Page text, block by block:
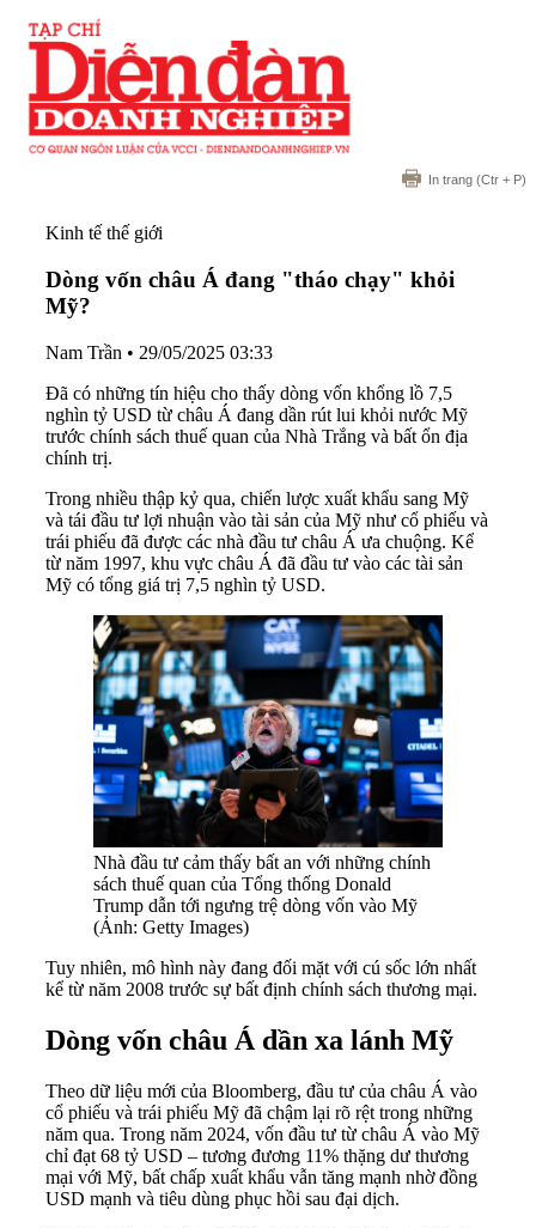
In trang (Ctr + P)
Kinh tế thế giới
Dòng vốn châu Á đang "tháo chạy" khỏi
Mỹ?
Nam Trần • 29/05/2025 03:33
Đã có những tín hiệu cho thấy dòng vốn khổng lồ 7,5
nghìn tỷ USD từ châu Á đang dần rút lui khỏi nước Mỹ
trước chính sách thuế quan của Nhà Trắng và bất ổn địa
chính trị.
Trong nhiều thập kỷ qua, chiến lược xuất khẩu sang Mỹ
và tái đầu tư lợi nhuận vào tài sản của Mỹ như cổ phiếu và
trái phiếu đã được các nhà đầu tư châu Á ưa chuộng. Kể
từ năm 1997, khu vực châu Á đã đầu tư vào các tài sản
Mỹ có tổng giá trị 7,5 nghìn tỷ USD.
Nhà đầu tư cảm thấy bất an với những chính
sách thuế quan của Tổng thống Donald
Trump dẫn tới ngưng trệ dòng vốn vào Mỹ
(Ảnh: Getty Images)
Tuy nhiên, mô hình này đang đối mặt với cú sốc lớn nhất
kể từ năm 2008 trước sự bất định chính sách thương mại.
Dòng vốn châu Á dần xa lánh Mỹ
Theo dữ liệu mới của Bloomberg, đầu tư của châu Á vào
cổ phiếu và trái phiếu Mỹ đã chậm lại rõ rệt trong những
năm qua. Trong năm 2024, vốn đầu tư từ châu Á vào Mỹ
chỉ đạt 68 tỷ USD – tương đương 11% thặng dư thương
mại với Mỹ, bất chấp xuất khẩu vẫn tăng mạnh nhờ đồng
USD mạnh và tiêu dùng phục hồi sau đại dịch.